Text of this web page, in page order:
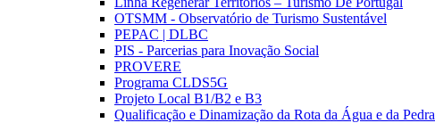
OTSMM - Observatório de Turismo Sustentável
PEPAC | DLBC
PIS - Parcerias para Inovação Social
PROVERE
Programa CLDS5G
Projeto Local B1/B2 e B3
Qualificação e Dinamização da Rota da Água e da Pedra